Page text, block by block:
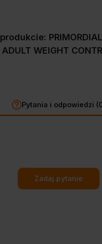
PRIMORDIAL
ADULT WEIGHT
Pytania i odpowiedzi
Zadaj pytanie